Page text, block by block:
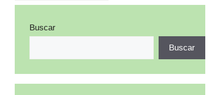
Buscar
Buscar